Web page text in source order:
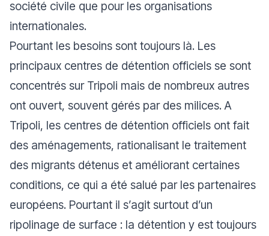
société civile que pour les organisations
internationales.
Pourtant les besoins sont toujours là. Les
principaux centres de détention officiels se sont
concentrés sur Tripoli mais de nombreux autres
ont ouvert, souvent gérés par des milices. A
Tripoli, les centres de détention officiels ont fait
des aménagements, rationalisant le traitement
des migrants détenus et améliorant certaines
conditions, ce qui a été salué par les partenaires
européens. Pourtant il s’agit surtout d’un
ripolinage de surface : la détention y est toujours